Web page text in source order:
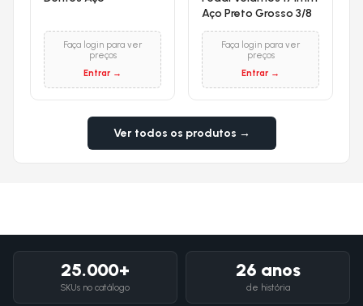
Faça login para ver
preços
Entrar →
Aço Preto Grosso 3/8
Faça login para ver
preços
Entrar →
Ver todos os produtos →
25.000+
SKUs no catálogo
26 anos
de história